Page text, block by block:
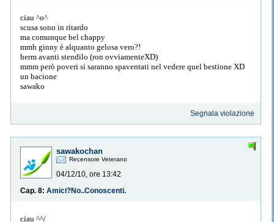
ciau ^o^
scusa sono in ritardo
ma comunque bel chappy
mmh ginny è alquanto gelosa vero?!
herm avanti stendilo (ron ovviamenteXD)
mmm però poveri si saranno spaventati nel vedere quel bestione XD
un bacione
sawako
Segnala violazione
sawakochan
Recensore Veterano
04/12/10, ore 13:42
Cap. 8: Amici?No..Conoscenti.
ciau ^^/